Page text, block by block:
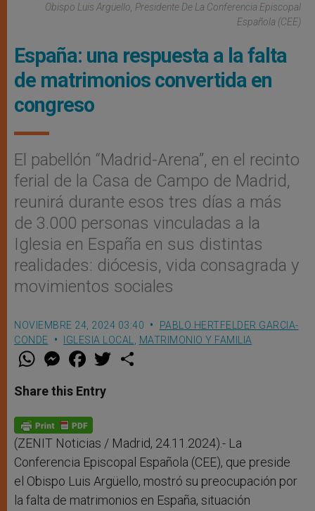
Obispo Luis Argüello, Presidente De La Conferencia Episcopal
Española (CEE)
España: una respuesta a la falta
de matrimonios convertida en
congreso
El pabellón “Madrid-Arena”, en el recinto
ferial de la Casa de Campo de Madrid,
reunirá durante esos tres días a más
de 3.000 personas vinculadas a la
Iglesia en España en sus distintas
realidades: diócesis, vida consagrada y
movimientos sociales
NOVIEMBRE 24, 2024 03:40
PABLO HERTFELDER GARCIA-
CONDE
IGLESIA LOCAL MATRIMONIO Y FAMILIA
W
t
s
p
p
M
e
s
e
g
e
r
F
a
e
b
o
k
w
Share this Entry
(ZENIT Noticias / Madrid, 24.11.2024).- La
Conferencia Episcopal Española (CEE), que preside
el Obispo Luis Argüello, mostró su preocupación por
la falta de matrimonios en España, situación